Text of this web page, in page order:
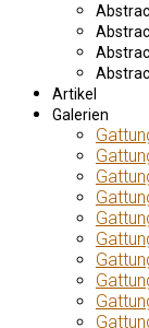
Artikel
Galerien